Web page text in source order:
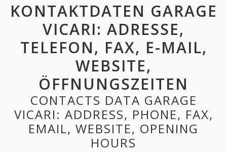
KONTAKTDATEN GARAGE
VICARI: ADRESSE,
TELEFON, FAX, E-MAIL,
WEBSITE,
ÖFFNUNGSZEITEN
CONTACTS DATA GARAGE
VICARI: ADDRESS, PHONE, FAX,
EMAIL, WEBSITE, OPENING
HOURS